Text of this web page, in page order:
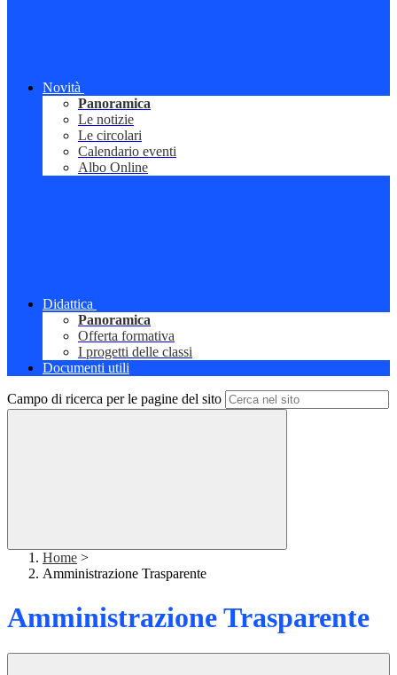
Novità
Panoramica
Le notizie
Le circolari
Calendario eventi
Albo Online
Didattica
Panoramica
Offerta formativa
I progetti delle classi
Documenti utili
Campo di ricerca per le pagine del sito
Home >
Amministrazione Trasparente
Amministrazione Trasparente